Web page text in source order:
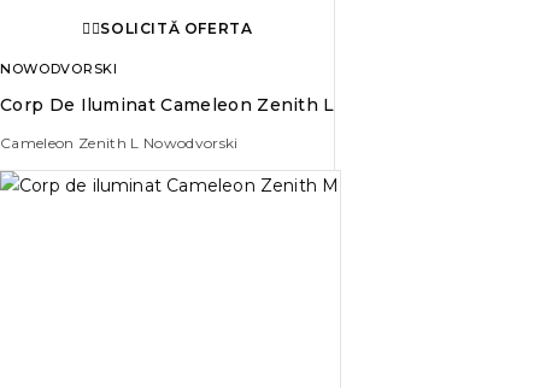
SOLICITĂ OFERTA
NOWODVORSKI
Corp De Iluminat Cameleon Zenith L
Cameleon Zenith L Nowodvorski